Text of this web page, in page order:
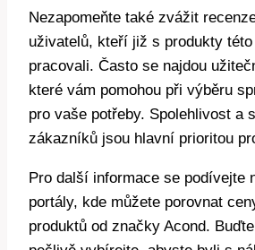
Nezapomeňte také zvážit
uživatelů, kteří již s produkty
pracovali. Často se najdou
které vám pomohou při výběru
pro vaše potřeby. Spolehlivost a
zákazníků jsou hlavní prioritou
Pro další informace se podívejte
portály, kde můžete porovnat
produktů od značky Acond.